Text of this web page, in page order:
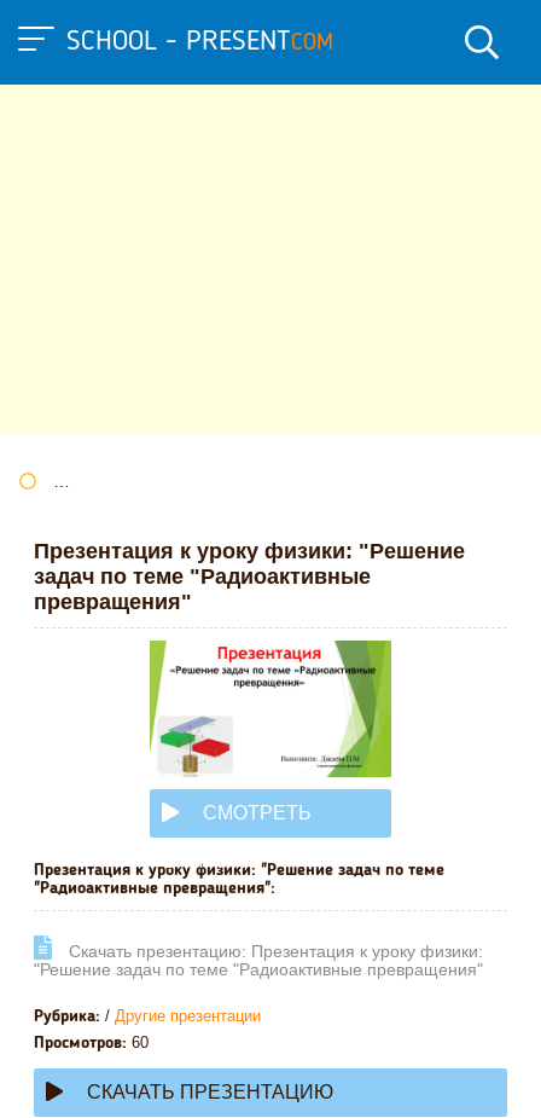
SCHOOL - PRESENTCOM
Презентация к уроку физики: "Решение
задач по теме "Радиоактивные
превращения"
СМОТРЕТЬ
ОНЛАЙН
Презентация к уроку физики: "Решение задач по теме
"Радиоактивные превращения":
Cкачать презентацию: Презентация к уроку физики:
"Решение задач по теме "Радиоактивные превращения"
Рубрика: / Другие презентации
Просмотров: 60
СКАЧАТЬ ПРЕЗЕНТАЦИЮ